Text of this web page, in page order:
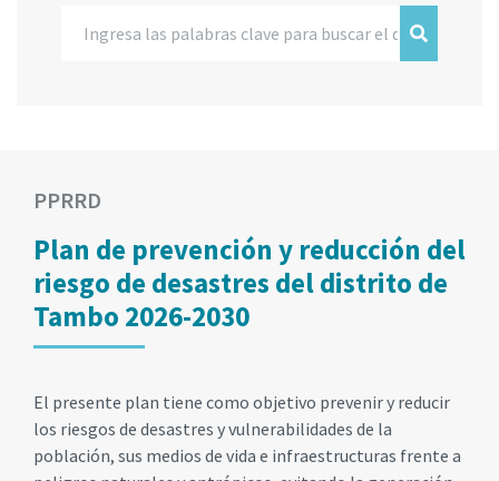
PPRRD
Plan de prevención y reducción del
riesgo de desastres del distrito de
Tambo 2026-2030
El presente plan tiene como objetivo prevenir y reducir
los riesgos de desastres y vulnerabilidades de la
población, sus medios de vida e infraestructuras frente a